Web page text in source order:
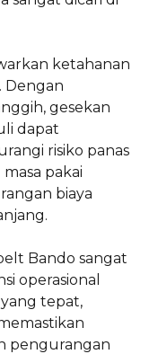
ketahanan
Dengan
gesekan
dapat
risiko panas
pakai
biaya
Bando sangat
operasional
tepat,
pengurangan